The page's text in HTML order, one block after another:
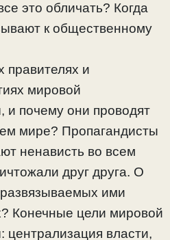
это обличать? Когда
к общественному
и
мировой
и почему они проводят
мире? Пропагандисты
ненависть во всем
друг друга. О
ими
Конечные цели мировой
централизация власти,